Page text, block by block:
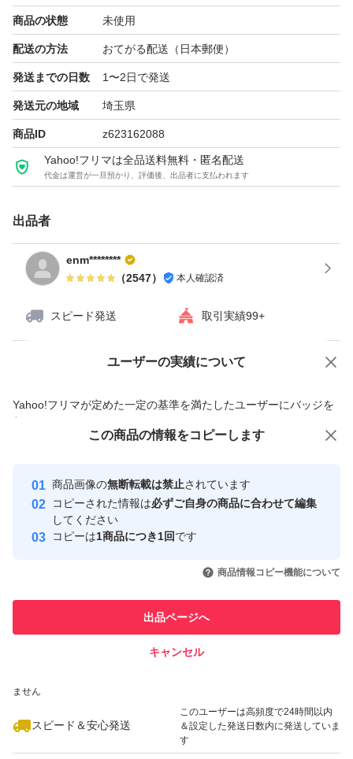
商品の状態 未使用
配送の方法 おてがる配送（日本郵便）
発送までの日数 1〜2日で発送
発送元の地域 埼玉県
商品ID z623162088
Yahoo!フリマは全品送料無料・匿名配送
代金は運営が一旦預かり、評価後、出品者に支払われます
出品者
enm********
（2547） 本人確認済
スピード発送 取引実績99+
ユーザーの実績について
Yahoo!フリマが定めた一定の基準を満たしたユーザーにバッジを
付与しています
安心取引出品者
心・安全なユーザーです
取引実績
引を完了させた実績があります
での取引実績があります
ません
スピード＆安心発送
このユーザーは高頻度で24時間以内
＆設定した発送日数内に発送していま
す
価格の相談 商品への質問
この商品の情報をコピーします
商品画像の無断転載は禁止されています
コピーされた情報は必ずご自身の商品に合わせて編集
してください
コピーは1商品につき1回です
商品情報コピー機能について
出品ページへ
キャンセル
この商品をみている人にオススメ